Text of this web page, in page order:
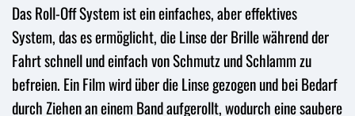
Das Roll-Off System ist ein einfaches, aber effektives
System, das es ermöglicht, die Linse der Brille während der
Fahrt schnell und einfach von Schmutz und Schlamm zu
befreien. Ein Film wird über die Linse gezogen und bei Bedarf
durch Ziehen an einem Band aufgerollt, wodurch eine saubere